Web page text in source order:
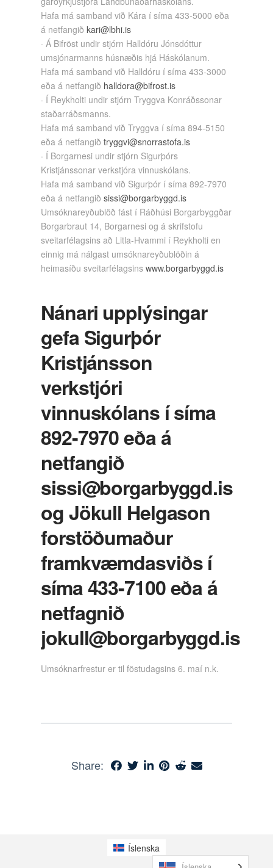
Hafa má samband við Kára í síma 433-5000 eða
á netfangiðkari@lbhi.is
· Á Bifröst undir stjórn Halldóru Jónsdóttur
umsjónarmanns húsnæðis hjá Háskólanum.
Hafa má samband við Halldóru í síma 433-3000
eða á netfangið halldora@bifrost.is
· Í Reykholti undir stjórn Tryggva Konráðssonar
staðarráðsmanns.
Hafa má samband við Tryggva í síma 894-5150
eða á netfangiðtryggvi@snorrastofa.is
· Í Borgarnesi undir stjórn Sigurþórs
Kristjánssonar verkstjóra vinnuskólans.
Hafa má samband við Sigurþór í síma 892-7970
eða á netfangiðsissi@borgarbyggd.is
Umsóknareyðublöð fást í Ráðhúsi Borgarbyggðar
Borgarbraut 14, Borgarnesi og á skrifstofu
sveitarfélagsins að Litla-Hvammi í Reykholti en
einnig má nálgast umsóknareyðublöðin á
heimasíðu sveitarfélagsinswww.borgarbyggd.is
Nánari upplýsingar
gefa Sigurþór
Kristjánsson
verkstjóri
vinnuskólans í síma
892-7970 eða á
netfangið
sissi@borgarbyggd.is
og Jökull Helgason
forstöðumaður
framkvæmdasviðs í
síma 433-7100 eða á
netfagnið
jokull@borgarbyggd.is
Umsóknarfrestur er til föstudagsins 6. maí n.k.
Share:
Íslenska